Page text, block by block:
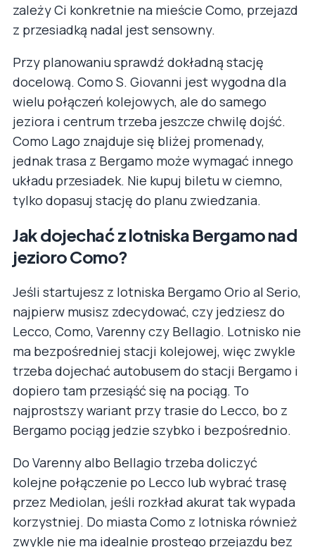
zależy Ci konkretnie na mieście Como, przejazd
z przesiadką nadal jest sensowny.
Przy planowaniu sprawdź dokładną stację
docelową. Como S. Giovanni jest wygodna dla
wielu połączeń kolejowych, ale do samego
jeziora i centrum trzeba jeszcze chwilę dojść.
Como Lago znajduje się bliżej promenady,
jednak trasa z Bergamo może wymagać innego
układu przesiadek. Nie kupuj biletu w ciemno,
tylko dopasuj stację do planu zwiedzania.
Jak dojechać z lotniska Bergamo nad
jezioro Como?
Jeśli startujesz z lotniska Bergamo Orio al Serio,
najpierw musisz zdecydować, czy jedziesz do
Lecco, Como, Varenny czy Bellagio. Lotnisko nie
ma bezpośredniej stacji kolejowej, więc zwykle
trzeba dojechać autobusem do stacji Bergamo i
dopiero tam przesiąść się na pociąg. To
najprostszy wariant przy trasie do Lecco, bo z
Bergamo pociąg jedzie szybko i bezpośrednio.
Do Varenny albo Bellagio trzeba doliczyć
kolejne połączenie po Lecco lub wybrać trasę
przez Mediolan, jeśli rozkład akurat tak wypada
korzystniej. Do miasta Como z lotniska również
zwykle nie ma idealnie prostego przejazdu bez